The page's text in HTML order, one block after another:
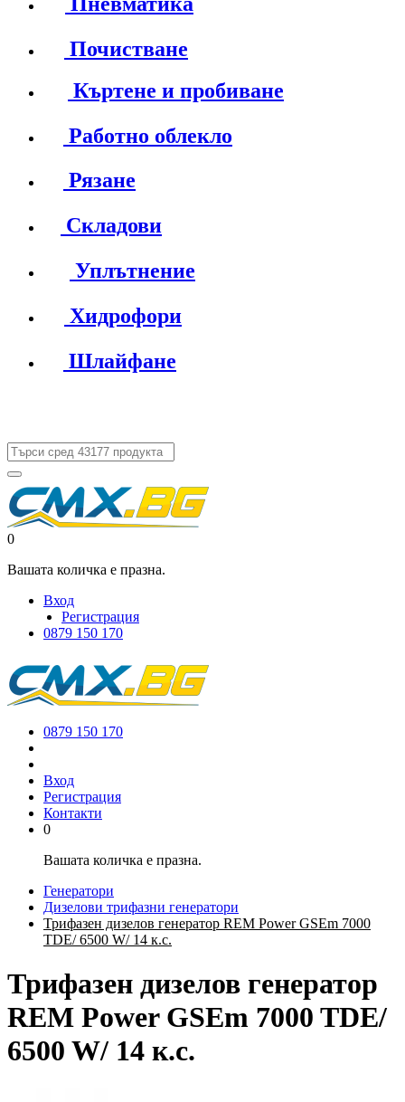
Почистване
Къртене и пробиване
Работно облекло
Рязане
Складови
Уплътнение
Хидрофори
Шлайфане
0
Вашата количка е празна.
Вход
Регистрация
0879 150 170
0879 150 170
Вход
Регистрация
Контакти
0
Вашата количка е празна.
Генератори
Дизелови трифазни генератори
Трифазен дизелов генератор REM Power GSEm 7000
TDE/ 6500 W/ 14 к.с.
Трифазен дизелов генератор
REM Power GSEm 7000 TDE/
6500 W/ 14 к.с.